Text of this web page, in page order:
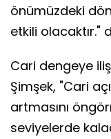
önümüzdeki
etkili olacaktır."
Cari dengeye
Şimşek, "Cari
artmasını
seviyelerde